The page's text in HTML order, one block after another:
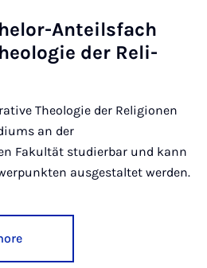
Anteils­fach
der Re­li­
Theologie der Religionen
an der
Fakultät studierbar und kann
ausgestaltet werden.